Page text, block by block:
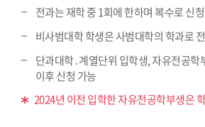
전과는 재학 중 1회에 한하며 복수로 신
비사범대학 학생은 사범대학의 학과로
단과대학․계열단위 입학생, 자유전공학
이후 신청 가능
2024년 이전 입학한 자유전공학부생은